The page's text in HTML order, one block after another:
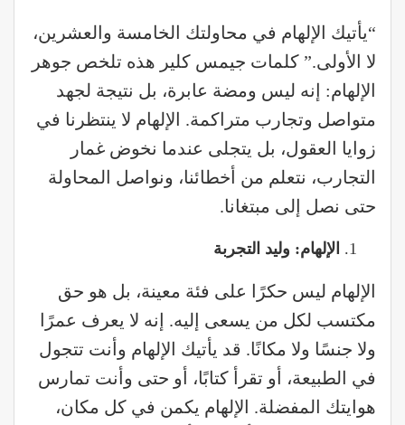
“يأتيك الإلهام في محاولتك الخامسة والعشرين،
لا الأولى.” كلمات جيمس كلير هذه تلخص جوهر
الإلهام: إنه ليس ومضة عابرة، بل نتيجة لجهد
متواصل وتجارب متراكمة. الإلهام لا ينتظرنا في
زوايا العقول، بل يتجلى عندما نخوض غمار
التجارب، نتعلم من أخطائنا، ونواصل المحاولة
حتى نصل إلى مبتغانا.
الإلهام: وليد التجربة
الإلهام ليس حكرًا على فئة معينة، بل هو حق
مكتسب لكل من يسعى إليه. إنه لا يعرف عمرًا
ولا جنسًا ولا مكانًا. قد يأتيك الإلهام وأنت تتجول
في الطبيعة، أو تقرأ كتابًا، أو حتى وأنت تمارس
هوايتك المفضلة. الإلهام يكمن في كل مكان،